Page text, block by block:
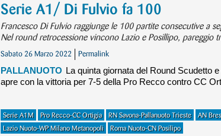
Serie A1/ Di Fulvio fa 100
Francesco Di Fulvio raggiunge le 100 partite consecutive a
Nel round retrocessione vincono Lazio e Posillipo, pareggio
Sabato 26 Marzo 2022 Permalink
PALLANUOTO La quinta giornata del Round Scudetto
apre con la vittoria per 7-5 della Pro Recco contro CC
Serie A1M Pro Recco-CC Ortigia RN Savona-Pallanuoto Trieste AN
Lazio Nuoto-WP Milano Metanopoli
Roma Nuoto-CN Posilipo